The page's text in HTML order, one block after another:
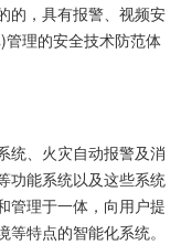
的，具有报警、视频安
理的安全技术防范体
统、火灾自动报警及消
功能系统以及这些系统
管理于一体，向用户提
特点的智能化系统。